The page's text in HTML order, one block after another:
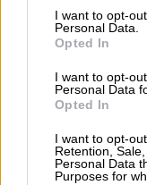
consent section.
I want to opt-
Personal Data.
Opted In
I want to opt-
Personal Data
Opted In
I want to opt-
Retention,
Personal Data
Purposes for